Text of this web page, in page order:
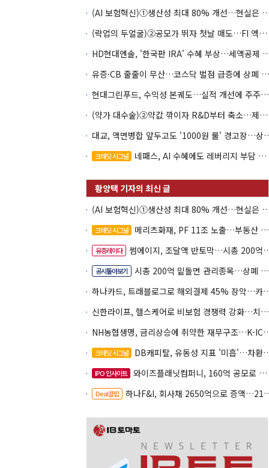
(AI 보험혁신)①생산성 최대 80%
(락업의 두얼굴)②공모가 뛰자 첫날 매도…FI 엑시트 전략 갈렸다
HD현대엔솔, '한국판 IRA' 수혜
유증·CB 줄줄이 무산…코스닥 벌점 급증에 상폐 압박
현대그린푸드, 수익성 본궤도…실적 개선에 주주환원까지
(약가 대수술)②약값 깎이자 R&D부터 축소…제약업계 비상경영 돌입
대교, 액면병합 앞두고
크레딧 시그널 네패스, AI 수혜에도 레버리지 부담 여전
(AI 보험혁신)①생산성 최대 80%
크레딧 시그널 메리츠화재, PF 11조 노출…부동산 사업성 저하 우려
유증레이다 썸에이지, 조달액 반토막…시총 200억 못 넘으면 철회
공시톺아보기
시총 200억 밑돌면 관리종목…상폐 피하려면
하나카드, 트래블로그로 해
신한라이프, 헬스케어로 비보험 경쟁력 강화…치매·간병 공략
NH농협생명, 금리상승에 취
크레딧 시그널 DB캐피탈, 유동성 지표 '미흡'…차환 부담 커진다
IPO 인사이트 와이즈플래닛컴퍼니, 160억 공모로 글로벌 확장
Deal클립 하나F&I, 회사채 2650억으로 증액…2150억은 차환